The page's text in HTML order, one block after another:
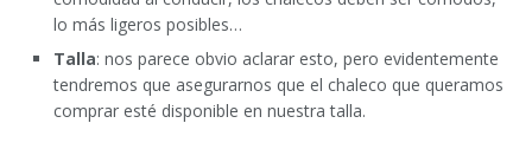
lo más ligeros posibles…
Talla: nos parece obvio aclarar esto, pero evidentemente
tendremos que asegurarnos que el chaleco que queramos
comprar esté disponible en nuestra talla.